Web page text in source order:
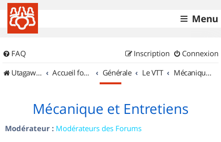
Menu
FAQ Connexion
Inscription
UtagawaVTT (Randos VTT et VTTAE avec traces GPS)
Accueil forum Générale Le VTT Mécanique et Entretiens
Mécanique et Entretiens
Modérateur : Modérateurs des Forums